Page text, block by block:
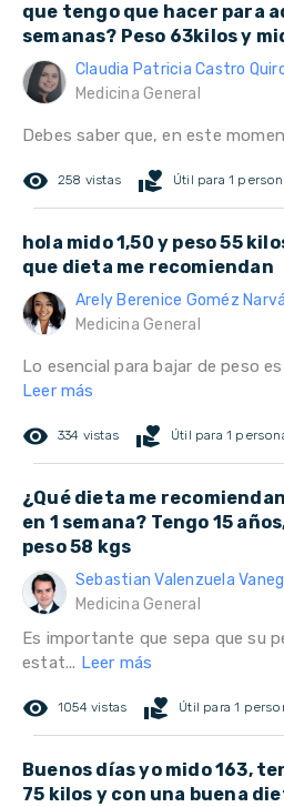
que tengo que hacer para
semanas? Peso 63kilos y
Claudia Patricia Castro
Medicina General
Debes saber que, en este
remove_red_eye 258 vistas volunteer_activism Útil para 1
hola mido 1,50 y peso 55
que dieta me recomiendan
Arely Berenice Goméz
Medicina General
Lo esencial para bajar de peso
Leer más
remove_red_eye 334 vistas volunteer_activism Útil para 1
¿Qué dieta me
en 1 semana? Tengo 15
peso 58 kgs
Sebastian Valenzuela
Medicina General
Es importante que sepa que su
estat... Leer más
remove_red_eye 1054 vistas volunteer_activism Útil para 1
Buenos días yo mido 163,
75 kilos y con una buena